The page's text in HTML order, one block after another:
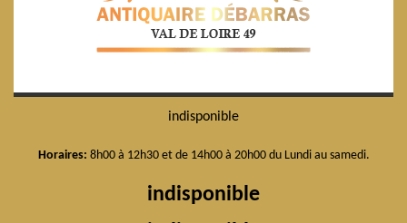
indisponible
Horaires: 8h00 à 12h30 et de 14h00 à 20h00 du Lundi au samedi.
indisponible